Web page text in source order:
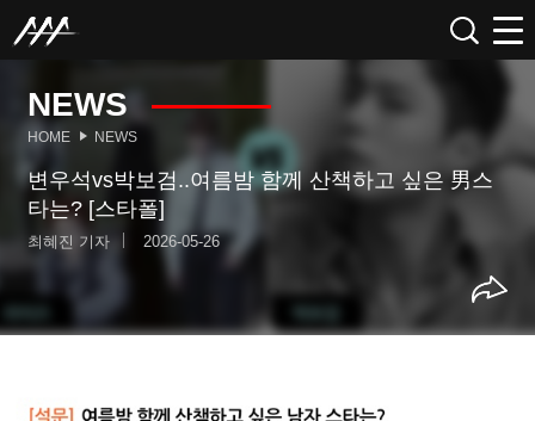
NEWS
HOME NEWS
변우석vs박보검..여름밤 함께 산책하고 싶은 男스
타는? [스타폴]
최혜진 기자 2026-05-26